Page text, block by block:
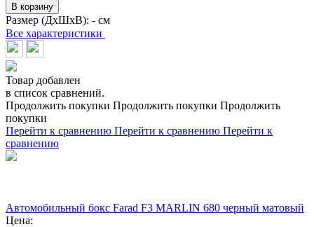
В корзину
Размер (ДхШхВ): - см
Все характеристики
Товар добавлен
в список сравнений.
Продолжить покупки Продолжить покупки Продолжить
покупки
Перейти к сравнению Перейти к сравнению Перейти к
сравнению
Автомобильный бокс Farad F3 MARLIN 680 черный матовый
Цена: